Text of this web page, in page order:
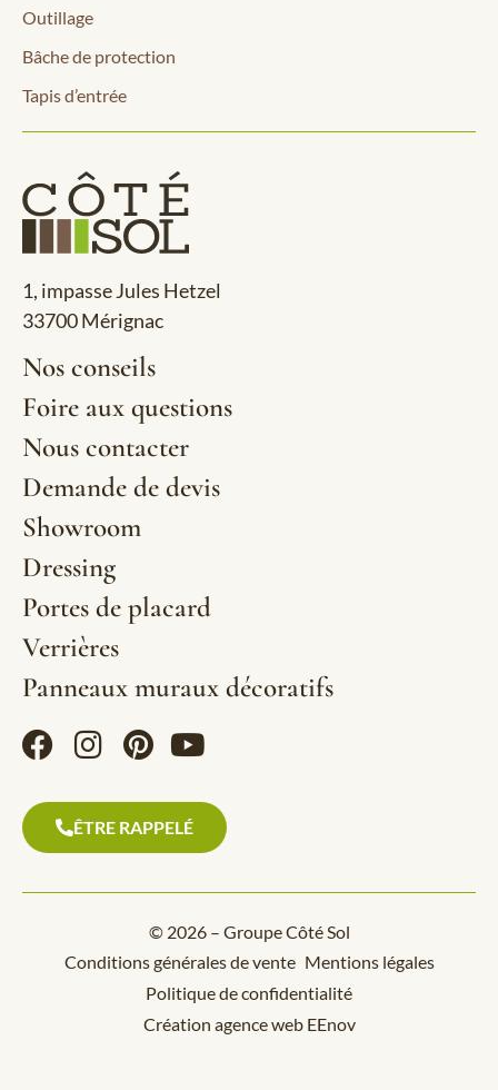
Outillage
Bâche de protection
Tapis d’entrée
1, impasse Jules Hetzel
33700 Mérignac
Nos conseils
Foire aux questions
Nous contacter
Demande de devis
Showroom
Dressing
Portes de placard
Verrières
Panneaux muraux décoratifs
ÊTRE RAPPELÉ
© 2026 – Groupe Côté Sol
Conditions générales de vente Mentions légales
Politique de confidentialité
Création agence web EEnov